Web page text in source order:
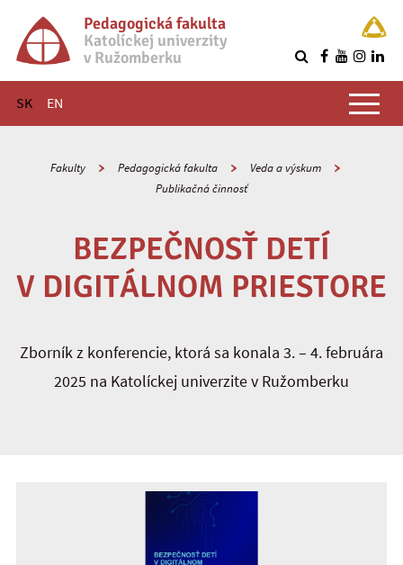
Pedagogická fakulta
Katolíckej univerzity
v Ružomberku
SK EN
Hlavné menu
Fakulty Pedagogická fakulta
Veda a výskum
Publikačná činnosť
BEZPEČNOSŤ DETÍ
V DIGITÁLNOM PRIESTORE
Zborník z konferencie, ktorá sa konala 3. – 4. februára
2025 na Katolíckej univerzite v Ružomberku